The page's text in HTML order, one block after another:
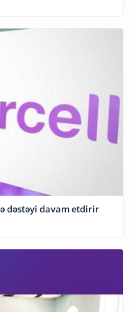
dəstəyi davam etdirir